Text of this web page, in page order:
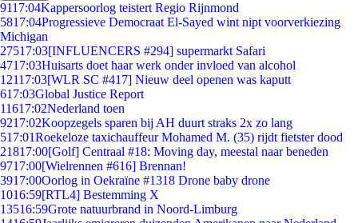
9117:04Kappersoorlog teistert Regio Rijnmond
5817:04Progressieve Democraat El-Sayed wint nipt voorverkiezing
Michigan
27517:03[INFLUENCERS #294] supermarkt Safari
4717:03Huisarts doet haar werk onder invloed van alcohol
12117:03[WLR SC #417] Nieuw deel openen was kaputt
617:03Global Justice Report
11617:02Nederland toen
9217:02Koopzegels sparen bij AH duurt straks 2x zo lang
517:01Roekeloze taxichauffeur Mohamed M. (35) rijdt fietster dood
21817:00[Golf] Centraal #18: Moving day, meestal naar beneden
9717:00[Wielrennen #616] Brennan!
3917:00Oorlog in Oekraïne #1318 Drone baby drone
1016:59[RTL4] Bestemming X
13516:59Grote natuurbrand in Noord-Limburg